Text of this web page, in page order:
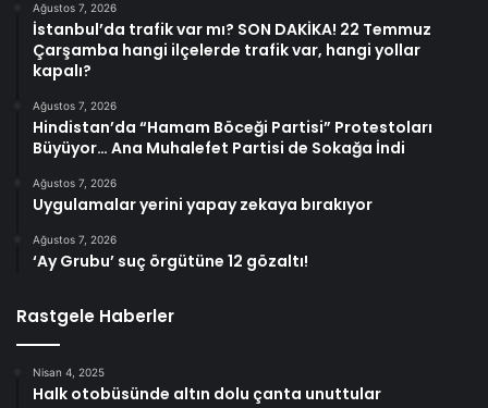
Ağustos 7, 2026
İstanbul’da trafik var mı? SON DAKİKA! 22 Temmuz
Çarşamba hangi ilçelerde trafik var, hangi yollar
kapalı?
Ağustos 7, 2026
Hindistan’da “Hamam Böceği Partisi” Protestoları
Büyüyor… Ana Muhalefet Partisi de Sokağa İndi
Ağustos 7, 2026
Uygulamalar yerini yapay zekaya bırakıyor
Ağustos 7, 2026
‘Ay Grubu’ suç örgütüne 12 gözaltı!
Rastgele Haberler
Nisan 4, 2025
Halk otobüsünde altın dolu çanta unuttular